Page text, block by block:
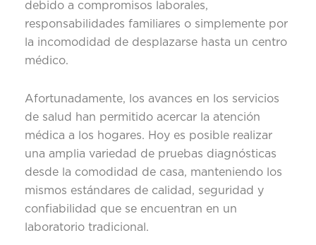
debido a compromisos laborales,
responsabilidades familiares o simplemente por
la incomodidad de desplazarse hasta un centro
médico.
Afortunadamente, los avances en los servicios
de salud han permitido acercar la atención
médica a los hogares. Hoy es posible realizar
una amplia variedad de pruebas diagnósticas
desde la comodidad de casa, manteniendo los
mismos estándares de calidad, seguridad y
confiabilidad que se encuentran en un
laboratorio tradicional.